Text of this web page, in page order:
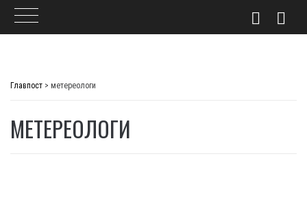
Главпост > метереологи
МЕТЕРЕОЛОГИ